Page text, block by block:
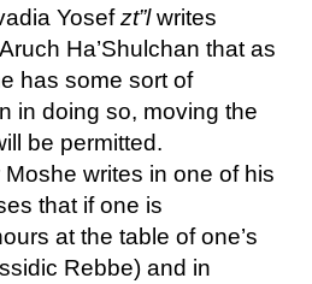
Yosefzt”lwrites
Ha’Shulchan that as
has some sort of
in doing so, moving the
be permitted.
Moshe writes in one of his
that if one is
at the table of one’s
Rebbe) and in